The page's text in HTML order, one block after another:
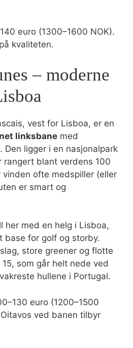
euro (1300–1600 NOK).
kvaliteten.
– moderne
vest for Lisboa, er en
linksbane med
Den ligger i en nasjonalpark
rangert blant verdens 100
vinden ofte medspiller (eller
er smart og
her med en helg i Lisboa,
base for golf og storby.
store greener og flotte
som går helt nede ved
hullene i Portugal.
euro (1200–1500
ved banen tilbyr